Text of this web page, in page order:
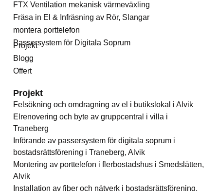
FTX Ventilation mekanisk värmeväxling
Fräsa in El & Infräsning av Rör, Slangar
montera porttelefon
Passersystem för Digitala Soprum
Projekt
Blogg
Offert
Projekt
Felsökning och omdragning av el i butikslokal i Alvik
Elrenovering och byte av gruppcentral i villa i
Traneberg
Införande av passersystem för digitala soprum i
bostadsrättsförening i Traneberg, Alvik
Montering av porttelefon i flerbostadshus i Smedslätten,
Alvik
Installation av fiber och nätverk i bostadsrättsförening,